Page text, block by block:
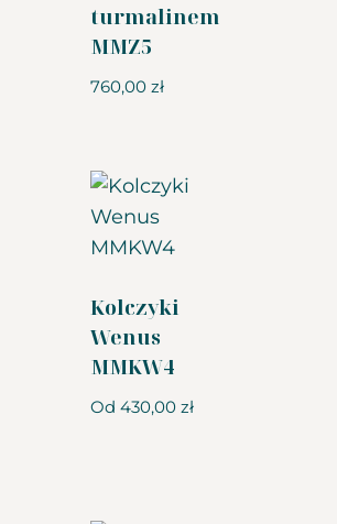
turmalinem
MMZ5
760,00 zł
Kolczyki
Wenus
MMKW4
Od 430,00 zł